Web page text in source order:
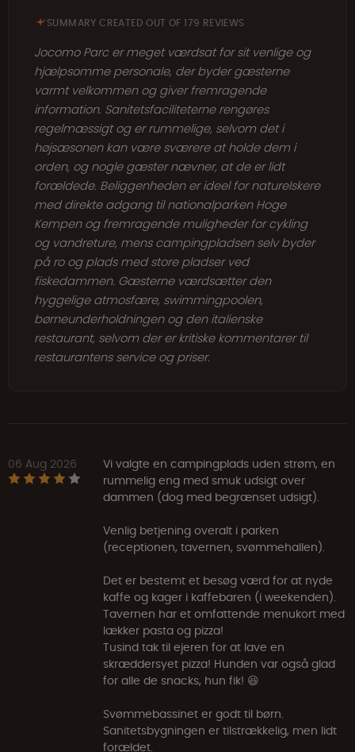
SUMMARY CREATED OUT OF 179 REVIEWS
Jocomo Parc er meget værdsat for sit venlige og
hjælpsomme personale, der byder gæsterne
varmt velkommen og giver fremragende
information. Sanitetsfaciliteterne rengøres
regelmæssigt og er rummelige, selvom det i
højsæsonen kan være sværere at holde dem i
orden, og nogle gæster nævner, at de er lidt
forældede. Beliggenheden er ideel for naturelskere
med direkte adgang til nationalparken Hoge
Kempen og fremragende muligheder for cykling
og vandreture, mens campingpladsen selv byder
på ro og plads med store pladser ved
fiskedammen. Gæsterne værdsætter den
hyggelige atmosfære, swimmingpoolen,
børneunderholdningen og den italienske
restaurant, selvom der er kritiske kommentarer til
restaurantens service og priser.
06 Aug 2026
Vi valgte en campingplads uden strøm, en
rummelig eng med smuk udsigt over
dammen (dog med begrænset udsigt).
Venlig betjening overalt i parken
(receptionen, tavernen, svømmehallen).
Det er bestemt et besøg værd for at nyde
kaffe og kager i kaffebaren (i weekenden).
Tavernen har et omfattende menukort med
lækker pasta og pizza!
Tusind tak til ejeren for at lave en
skræddersyet pizza! Hunden var også glad
for alle de snacks, hun fik! 😆
Svømmebassinet er godt til børn.
Sanitetsbygningen er tilstrækkelig, men lidt
forældet.